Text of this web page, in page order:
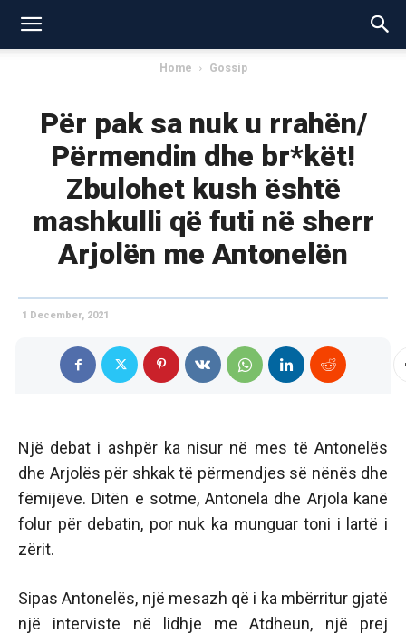
Home Gossip
Për pak sa nuk u rrahën/
Përmendin dhe br*kët!
Zbulohet kush është
mashkulli që futi në sherr
Arjolën me Antonelën
1 December, 2021
Një debat i ashpër ka nisur në mes të Antonelës
dhe Arjolës për shkak të përmendjes së nënës dhe
fëmijëve. Ditën e sotme, Antonela dhe Arjola kanë
folur për debatin, por nuk ka munguar toni i lartë i
zërit.
Sipas Antonelës, një mesazh që i ka mbërritur gjatë
një interviste në lidhje me Atdheun, një prej